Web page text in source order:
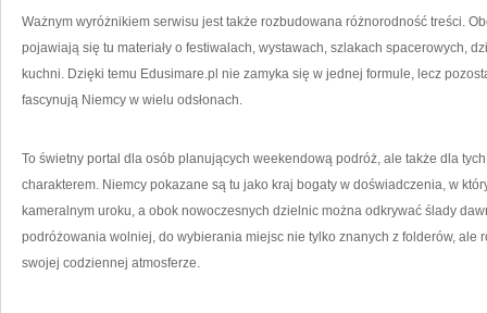
Ważnym wyróżnikiem serwisu jest także rozbudowana różnorodność treści.
pojawiają się tu materiały o festiwalach, wystawach, szlakach spacerowych,
kuchni. Dzięki temu Edusimare.pl nie zamyka się w jednej formule, lecz
fascynują Niemcy w wielu odsłonach.
To świetny portal dla osób planujących weekendową podróż, ale także dla
charakterem. Niemcy pokazane są tu jako kraj bogaty w doświadczenia, w
kameralnym uroku, a obok nowoczesnych dzielnic można odkrywać ślady
podróżowania wolniej, do wybierania miejsc nie tylko znanych z folderów, ale
swojej codziennej atmosferze.